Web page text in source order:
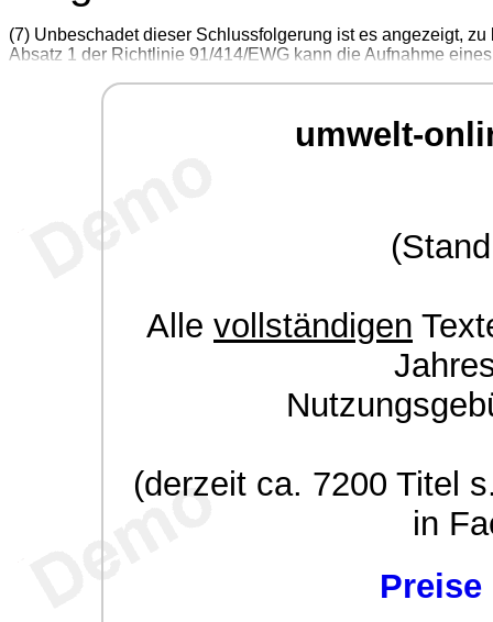
(7) Unbeschadet dieser Schlussfolgerung ist es angezeigt,
Absatz 1 der Richtlinie 91/414/EWG kann die Aufnahme
umwelt-
Alle vollständigen
(derzeit ca. 7200 Titel
in